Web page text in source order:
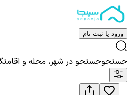
ورود یا ثبت نام
جستجوجستجو در شهر، محله و